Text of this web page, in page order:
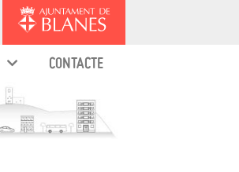
CONTACTE